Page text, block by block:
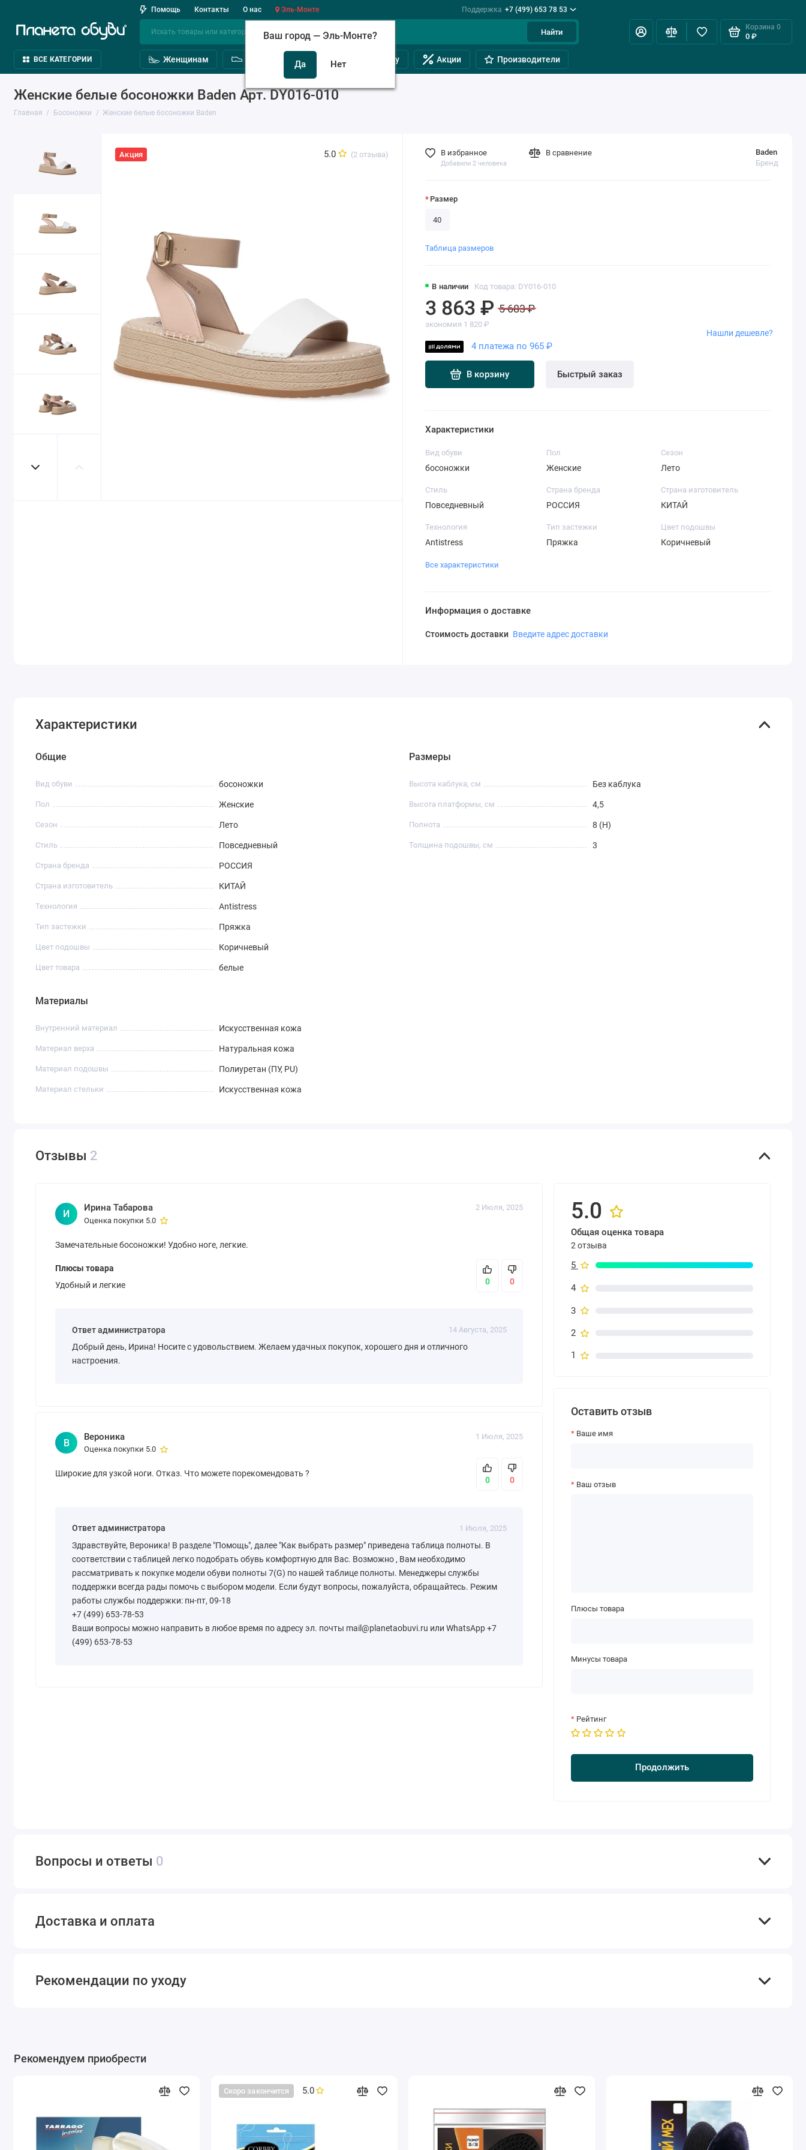
Помощь Контакты О нас Эль-Монте
Ваш город — Эль-Монте?
Поддержка +7 (499) 653 78 53
Найти
Корзина 0
0 ₽
ВСЕ КАТЕГОРИИ Женщинам Обувь на полную ногу Акции Производители
Женские белые босоножки Baden Арт. DY016-010
Главная Босоножки Женские белые босоножки Baden
Акция 5.0 (2 отзыва)
В наличии Код товара: DY016-010
Baden
Бренд
3 863 ₽ 5 683 ₽
экономия 1 820 ₽
4 платежа по 965 ₽
В корзину Быстрый заказ
Нашли дешевле?
В избранное
Добавили 2 человека
В сравнение
Размер
40
Таблица размеров
Характеристики
Вид обуви
босоножки
Пол
Женские
Сезон
Лето
Стиль
Повседневный
Страна бренда
РОССИЯ
Страна изготовитель
КИТАЙ
Технология
Antistress
Тип застежки
Пряжка
Цвет подошвы
Коричневый
Все характеристики
Информация о доставке
Стоимость доставки Введите адрес доставки
Характеристики
Общие
Вид обуви босоножки
Пол Женские
Сезон Лето
Стиль Повседневный
Страна бренда РОССИЯ
Страна изготовитель КИТАЙ
Технология Antistress
Тип застежки Пряжка
Цвет подошвы Коричневый
Цвет товара белые
Размеры
Высота каблука, см Без каблука
Высота платформы, см 4,5
Полнота 8 (H)
Толщина подошвы, см 3
Материалы
Внутренний материал Искусственная кожа
Материал верха Натуральная кожа
Материал подошвы Полиуретан (ПУ, PU)
Материал стельки Искусственная кожа
Отзывы 2
И
Ирина Табарова
Оценка покупки 5.0
2 Июля, 2025
Замечательные босоножки! Удобно ноге, легкие.
Плюсы товара
Удобный и легкие
0 0
Ответ администратора 14 Августа, 2025
Добрый день, Ирина! Носите с удовольствием. Желаем удачных покупок, хорошего дня и отличного
настроения.
В
Вероника
Оценка покупки 5.0
1 Июля, 2025
Широкие для узкой ноги. Отказ. Что можете порекомендовать ?
0 0
Ответ администратора 1 Июля, 2025
Здравствуйте, Вероника! В разделе "Помощь", далее "Как выбрать размер" приведена таблица полноты. В
соответствии с таблицей легко подобрать обувь комфортную для Вас. Возможно , Вам необходимо
рассматривать к покупке модели обуви полноты 7(G) по нашей таблице полноты. Менеджеры службы
поддержки всегда рады помочь с выбором модели. Если будут вопросы, пожалуйста, обращайтесь. Режим
работы службы поддержки: пн-пт, 09-18
+7 (499) 653-78-53
Ваши вопросы можно направить в любое время по адресу эл. почты mail@planetaobuvi.ru или WhatsApp +7
(499) 653-78-53
5.0
Общая оценка товара
2 отзыва
5
4
3
2
1
Оставить отзыв
Ваше имя
Ваш отзыв
Плюсы товара
Минусы товара
Рейтинг
Продолжить
Вопросы и ответы 0
Доставка и оплата
Рекомендации по уходу
Рекомендуем приобрести
Скоро закончится 5.0